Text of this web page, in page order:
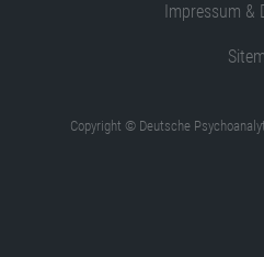
Impressum &
Copyright © Deutsche